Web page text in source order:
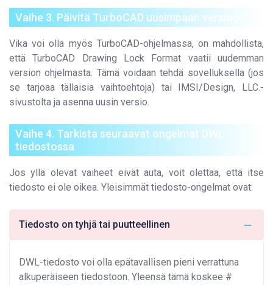
Vaihe 3. Päivitä TurboCAD uusimpaan versioon
Vika voi olla myös TurboCAD-ohjelmassa, on mahdollista,
että TurboCAD Drawing Lock Format vaatii uudemman
version ohjelmasta. Tämä voidaan tehdä sovelluksella (jos
se tarjoaa tällaisia vaihtoehtoja) tai IMSI/Design, LLC.-
sivustolta ja asenna uusin versio.
Vaihe 4. Tarkista seuraavat ongelmat DWL-
tiedostossa
Jos yllä olevat vaiheet eivät auta, voit olettaa, että itse
tiedosto ei ole oikea. Yleisimmät tiedosto-ongelmat ovat:
Tiedosto on tyhjä tai puutteellinen
DWL-tiedosto voi olla epätavallisen pieni verrattuna
alkuperäiseen tiedostoon. Yleensä tämä koskee #